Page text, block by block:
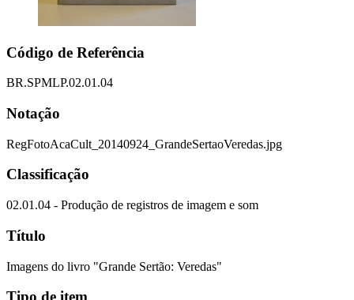
Código de Referência
BR.SPMLP.02.01.04
Notação
RegFotoAcaCult_20140924_GrandeSertaoVeredas.jpg
Classificação
02.01.04 - Produção de registros de imagem e som
Título
Imagens do livro "Grande Sertão: Veredas"
Tipo de item